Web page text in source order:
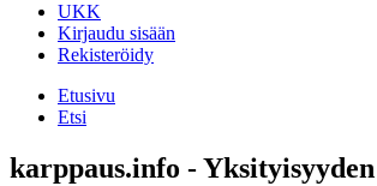
UKK
Kirjaudu sisään
Rekisteröidy
Etusivu
Etsi
karppaus.info -